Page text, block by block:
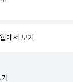
에서 보기